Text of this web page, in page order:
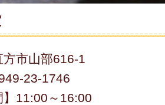
方市山部616-1
23-1746
】11:00～16:00